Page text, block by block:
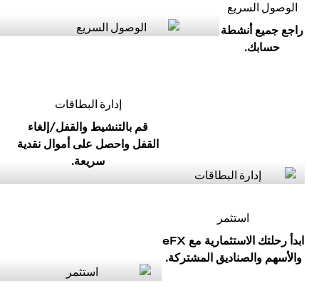
الوصول السريع
راجع جميع أنشطة
حسابك.
إدارة البطاقات
قم بالتنشيط والقفل/إلغاء
القفل واحصل على أموال نقدية
سريعة.
استثمر
ابدأ رحلتك الاستثمارية مع eFX
والأسهم والصناديق المشتركة.